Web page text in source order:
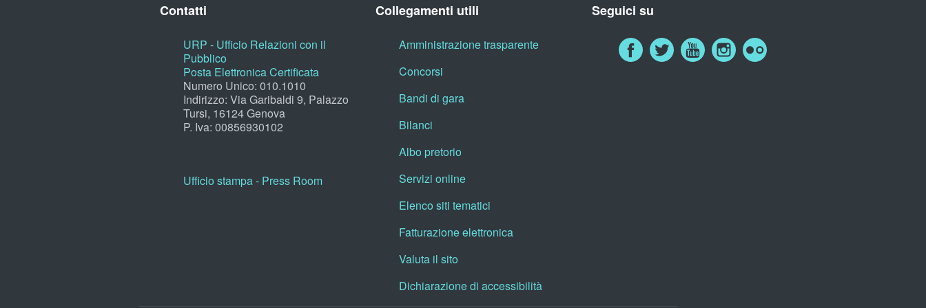
Contatti
URP - Ufficio Relazioni con il
Pubblico
Posta Elettronica Certificata
Numero Unico: 010.1010
Indirizzo: Via Garibaldi 9, Palazzo
Tursi, 16124 Genova
P. Iva: 00856930102
Ufficio stampa - Press Room
Collegamenti utili
Amministrazione trasparente
Concorsi
Bandi di gara
Bilanci
Albo pretorio
Servizi online
Elenco siti tematici
Fatturazione elettronica
Valuta il sito
Dichiarazione di accessibilità
Seguici su